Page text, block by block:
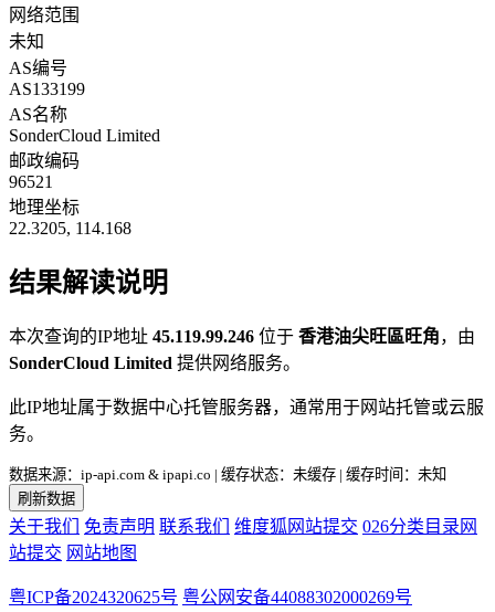
网络范围
未知
AS编号
AS133199
AS名称
SonderCloud Limited
邮政编码
96521
地理坐标
22.3205, 114.168
结果解读说明
本次查询的IP地址 45.119.99.246 位于 香港油尖旺區旺角，由
SonderCloud Limited 提供网络服务。
此IP地址属于数据中心托管服务器，通常用于网站托管或云服
务。
数据来源：ip-api.com & ipapi.co | 缓存状态：未缓存 | 缓存时间：未知
刷新数据
关于我们 免责声明 联系我们 维度狐网站提交 026分类目录网
站提交 网站地图
粤ICP备2024320625号 粤公网安备44088302000269号